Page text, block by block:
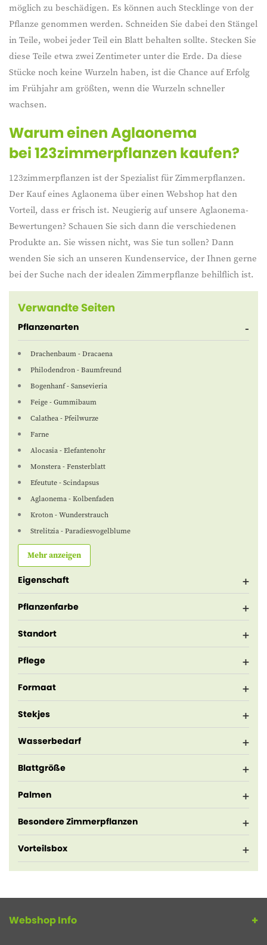
möglich zu beschädigen. Es können auch Stecklinge von der
Pflanze genommen werden. Schneiden Sie dabei den Stängel
in Teile, wobei jeder Teil ein Blatt behalten sollte. Stecken Sie
diese Teile etwa zwei Zentimeter unter die Erde. Da diese
Stücke noch keine Wurzeln haben, ist die Chance auf Erfolg
im Frühjahr am größten, wenn die Wurzeln schneller
wachsen.
Warum einenAglaonema
bei 123zimmerpflanzen kaufen?
123zimmerpflanzen ist der Spezialist für Zimmerpflanzen.
Der Kauf eines Aglaonema über einen Webshop hat den
Vorteil, dass er frisch ist. Neugierig auf unsere Aglaonema-
Bewertungen? Schauen Sie sich dann die verschiedenen
Produkte an. Sie wissen nicht, was Sie tun sollen? Dann
wenden Sie sich an unseren Kundenservice, der Ihnen gerne
bei der Suche nach der idealen Zimmerpflanze behilflich ist.
Verwandte Seiten
Pflanzenarten
Drachenbaum - Dracaena
Philodendron - Baumfreund
Bogenhanf - Sansevieria
Feige - Gummibaum
Calathea - Pfeilwurze
Farne
Alocasia - Elefantenohr
Monstera - Fensterblatt
Efeutute - Scindapsus
Aglaonema - Kolbenfaden
Kroton - Wunderstrauch
Strelitzia - Paradiesvogelblume
Mehr anzeigen
Eigenschaft
Pflanzenfarbe
Standort
Pflege
Formaat
Stekjes
Wasserbedarf
Blattgröße
Palmen
Besondere Zimmerpflanzen
Vorteilsbox
Webshop Info